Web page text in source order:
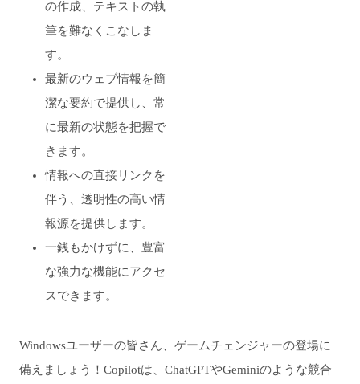
の作成、テキストの執
筆を難なくこなしま
す。
最新のウェブ情報を簡
潔な要約で提供し、常
に最新の状態を把握で
きます。
情報への直接リンクを
伴う、透明性の高い情
報源を提供します。
一銭もかけずに、豊富
な強力な機能にアクセ
スできます。
Windowsユーザーの皆さん、ゲームチェンジャーの登場に
備えましょう！Copilotは、ChatGPTやGeminiのような競合